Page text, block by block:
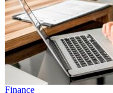
Finance